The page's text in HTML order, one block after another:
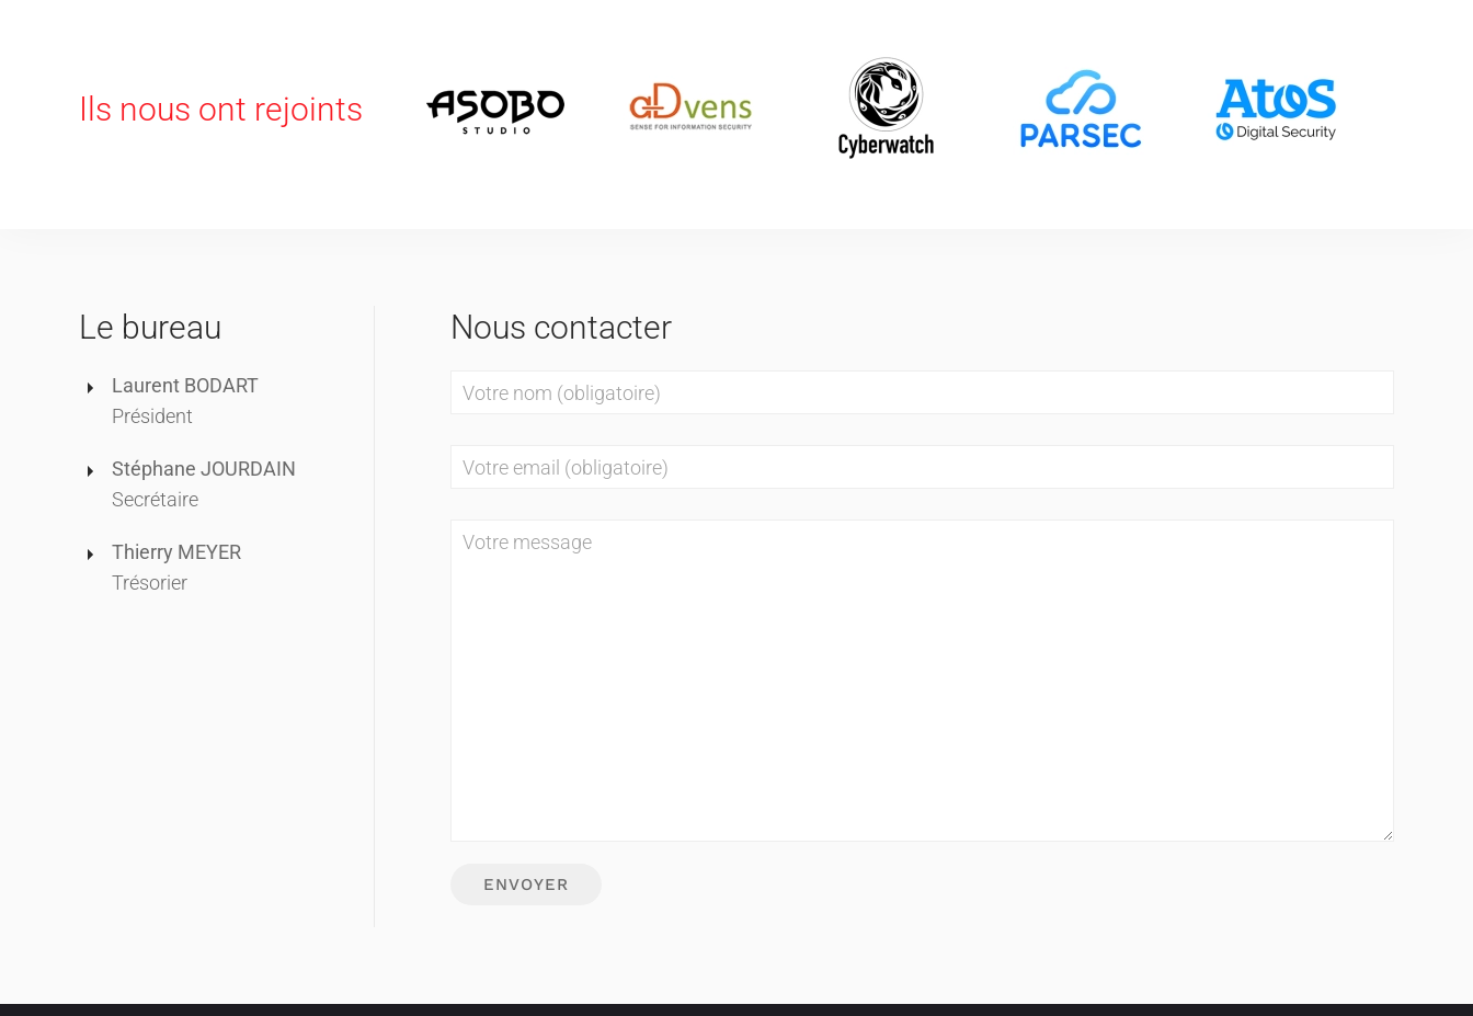
Ils nous ont rejoints
Le bureau
Laurent BODART
Président
Stéphane JOURDAIN
Secrétaire
Thierry MEYER
Trésorier
Nous contacter